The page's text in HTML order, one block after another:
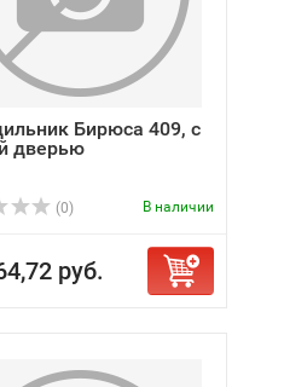
Бирюса 409, с
дверью
(0) В наличии
руб.